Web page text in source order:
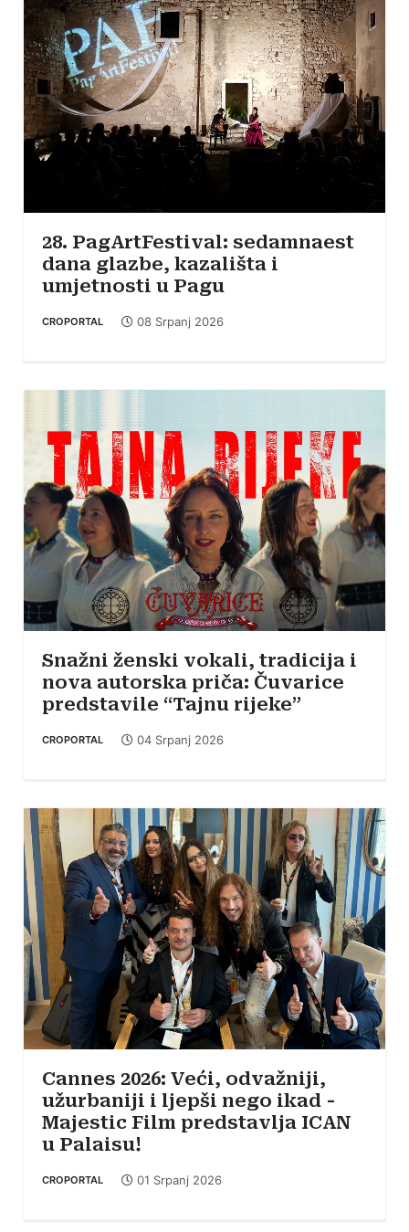
28. PagArtFestival: sedamnaest
dana glazbe, kazališta i
umjetnosti u Pagu
CROPORTAL 08 Srpanj 2026
Snažni ženski vokali, tradicija i
nova autorska priča: Čuvarice
predstavile “Tajnu rijeke”
CROPORTAL 04 Srpanj 2026
Cannes 2026: Veći, odvažniji,
užurbaniji i ljepši nego ikad -
Majestic Film predstavlja ICAN
u Palaisu!
CROPORTAL 01 Srpanj 2026